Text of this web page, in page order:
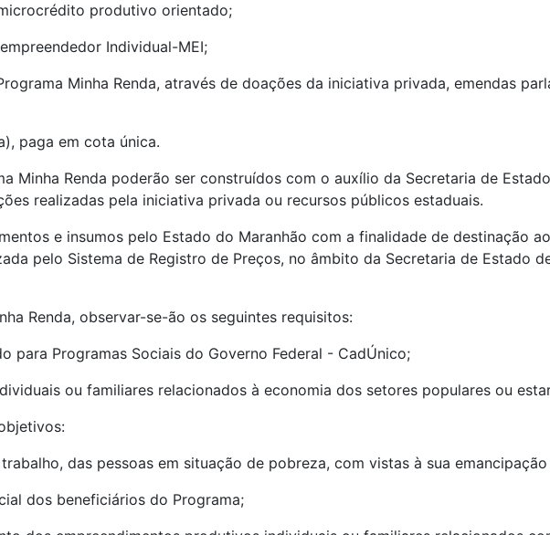
produtivo orientado;
Individual-MEI;
Minha Renda, através de doações da iniciativa privada, emendas
paga em cota única.
Minha Renda poderão ser construídos com o auxílio da Secretaria de
realizadas pela iniciativa privada ou recursos públicos estaduais.
e insumos pelo Estado do Maranhão com a finalidade de destinação
pelo Sistema de Registro de Preços, no âmbito da Secretaria de Estado
Renda, observar-se-ão os seguintes requisitos:
para Programas Sociais do Governo Federal - CadÚnico;
ou familiares relacionados à economia dos setores populares ou
das pessoas em situação de pobreza, com vistas à sua
dos beneficiários do Programa;